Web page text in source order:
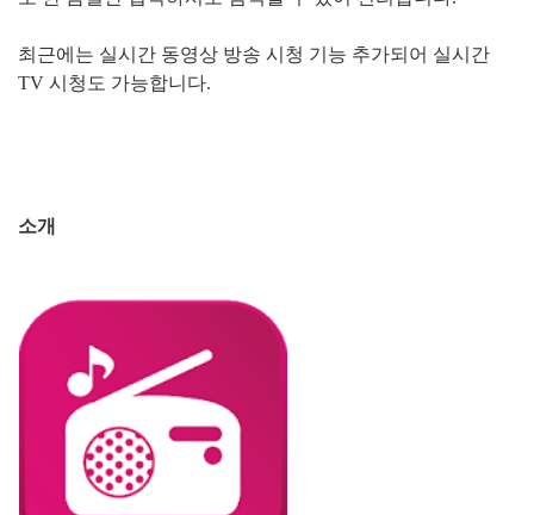
최근에는 실시간 동영상 방송 시청 기능 추가되어 실시간
TV 시청도 가능합니다.
소개